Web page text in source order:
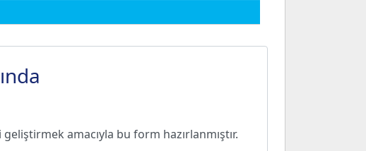
amacıyla bu form hazırlanmıştır.